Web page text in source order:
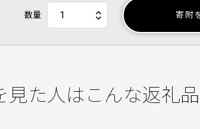
数量 寄附
見た人はこんな返礼